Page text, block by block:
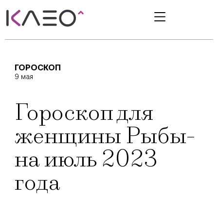
ГОРОСКОП
9 мая
Гороскоп для
женщины Рыбы-
на июль 2023
года